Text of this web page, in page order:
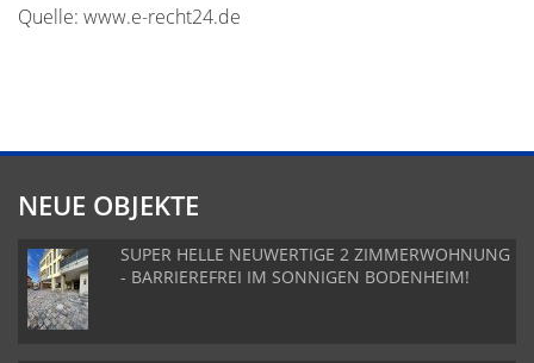
Quelle: www.e-recht24.de
NEUE OBJEKTE
SUPER HELLE NEUWERTIGE 2 ZIMMERWOHNUNG
- BARRIEREFREI IM SONNIGEN BODENHEIM!